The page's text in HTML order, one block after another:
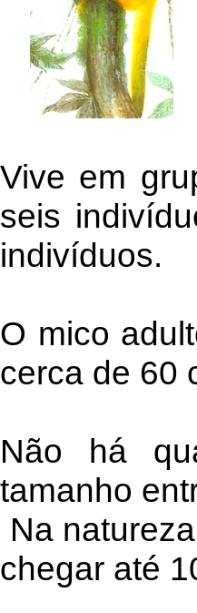
Vive em
seis
indivíduos.
O mico
cerca de 60
Não há
tamanho
Na
chegar até